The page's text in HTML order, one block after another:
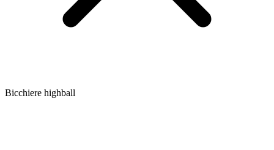
Bicchiere highball